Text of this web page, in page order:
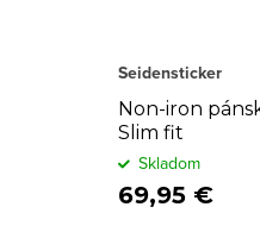
Non-iron
Slim fit
Seidensticker
69,95 €
Skladom